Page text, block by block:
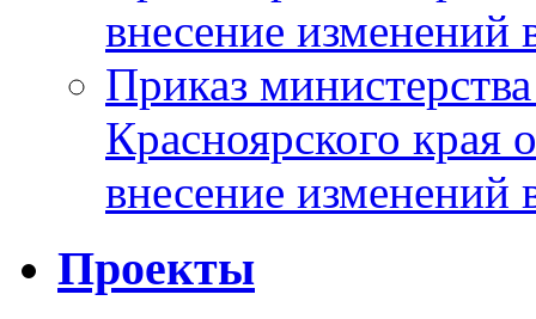
внесение изменений
Приказ
Красноярского
внесение изменений
Проекты